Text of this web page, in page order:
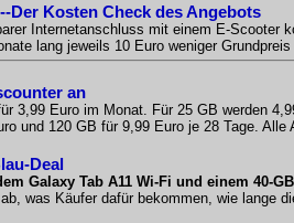
Der Kosten Check des Angebots
Internetanschluss mit einem E-Scooter
lang jeweils 10 Euro weniger
an
3,99 Euro im Monat. Für 25 GB werden
und 120 GB für 9,99 Euro je 28 Tage. Alle
Deal
Galaxy Tab A11 Wi-Fi und einem 40-
was Käufer dafür bekommen, wie lange